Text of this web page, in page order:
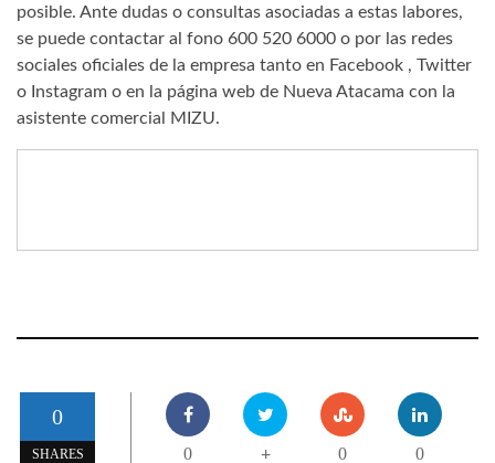
posible. Ante dudas o consultas asociadas a estas labores,
se puede contactar al fono 600 520 6000 o por las redes
sociales oficiales de la empresa tanto en Facebook , Twitter
o Instagram o en la página web de Nueva Atacama con la
asistente comercial MIZU.
0
SHARES 0 + 0 0